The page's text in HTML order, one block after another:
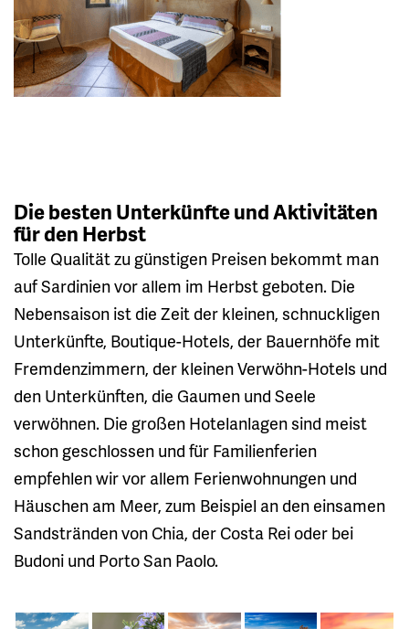
Die besten Unterkünfte und Aktivitäten
für den Herbst
Tolle Qualität zu günstigen Preisen bekommt man
auf Sardinien vor allem im Herbst geboten. Die
Nebensaison ist die Zeit der kleinen, schnuckligen
Unterkünfte, Boutique-Hotels, der Bauernhöfe mit
Fremdenzimmern, der kleinen Verwöhn-Hotels und
den Unterkünften, die Gaumen und Seele
verwöhnen. Die großen Hotelanlagen sind meist
schon geschlossen und für Familienferien
empfehlen wir vor allem Ferienwohnungen und
Häuschen am Meer, zum Beispiel an den einsamen
Sandstränden von Chia, der Costa Rei oder bei
Budoni und Porto San Paolo.